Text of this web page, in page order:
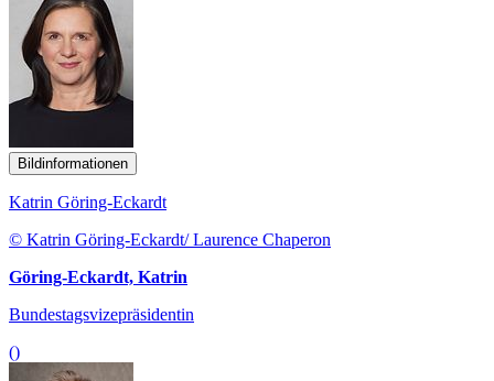
Bildinformationen
Katrin Göring-Eckardt
© Katrin Göring-Eckardt/ Laurence Chaperon
Göring-Eckardt, Katrin
Bundestagsvizepräsidentin
()